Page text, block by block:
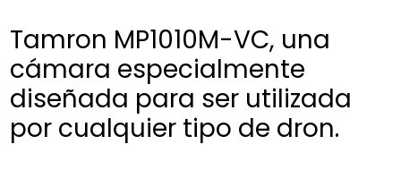
Tamron MP1010M-VC, una
cámara especialmente
diseñada para ser utilizada
por cualquier tipo de dron.